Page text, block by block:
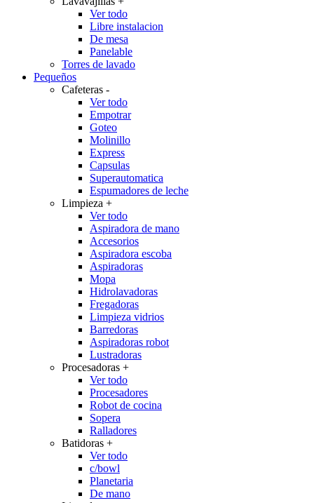
Ver todo
Libre instalacion
De mesa
Panelable
Torres de lavado
Pequeños
Cafeteras -
Ver todo
Empotrar
Goteo
Molinillo
Express
Capsulas
Superautomatica
Espumadores de leche
Limpieza +
Ver todo
Aspiradora de mano
Accesorios
Aspiradora escoba
Aspiradoras
Mopa
Hidrolavadoras
Fregadoras
Limpieza vidrios
Barredoras
Aspiradoras robot
Lustradoras
Procesadoras +
Ver todo
Procesadores
Robot de cocina
Sopera
Ralladores
Batidoras +
Ver todo
c/bowl
Planetaria
De mano